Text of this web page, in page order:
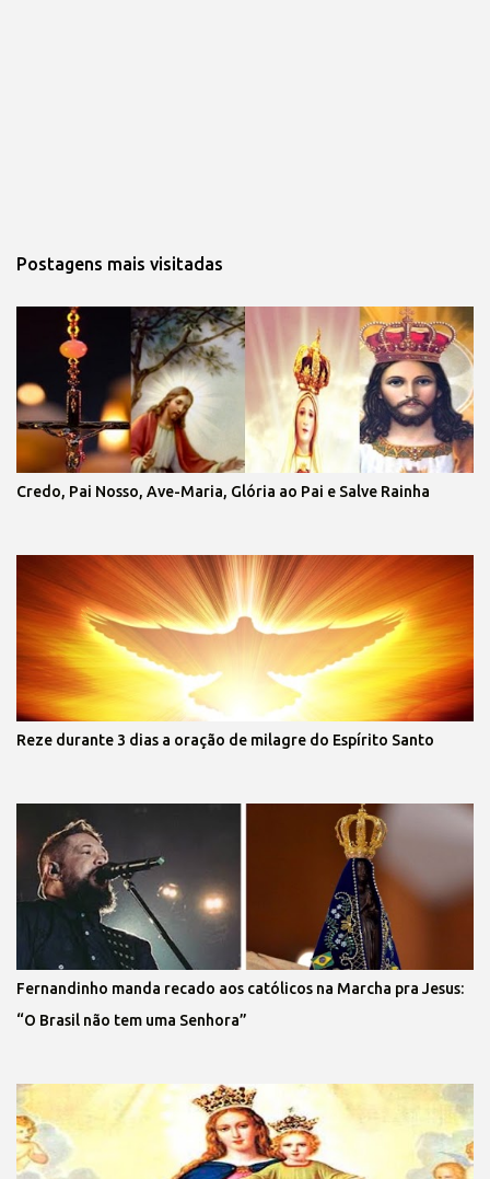
Postagens mais visitadas
Credo, Pai Nosso, Ave-Maria, Glória ao Pai e Salve Rainha
Reze durante 3 dias a oração de milagre do Espírito Santo
Fernandinho manda recado aos católicos na Marcha pra Jesus:
“O Brasil não tem uma Senhora”